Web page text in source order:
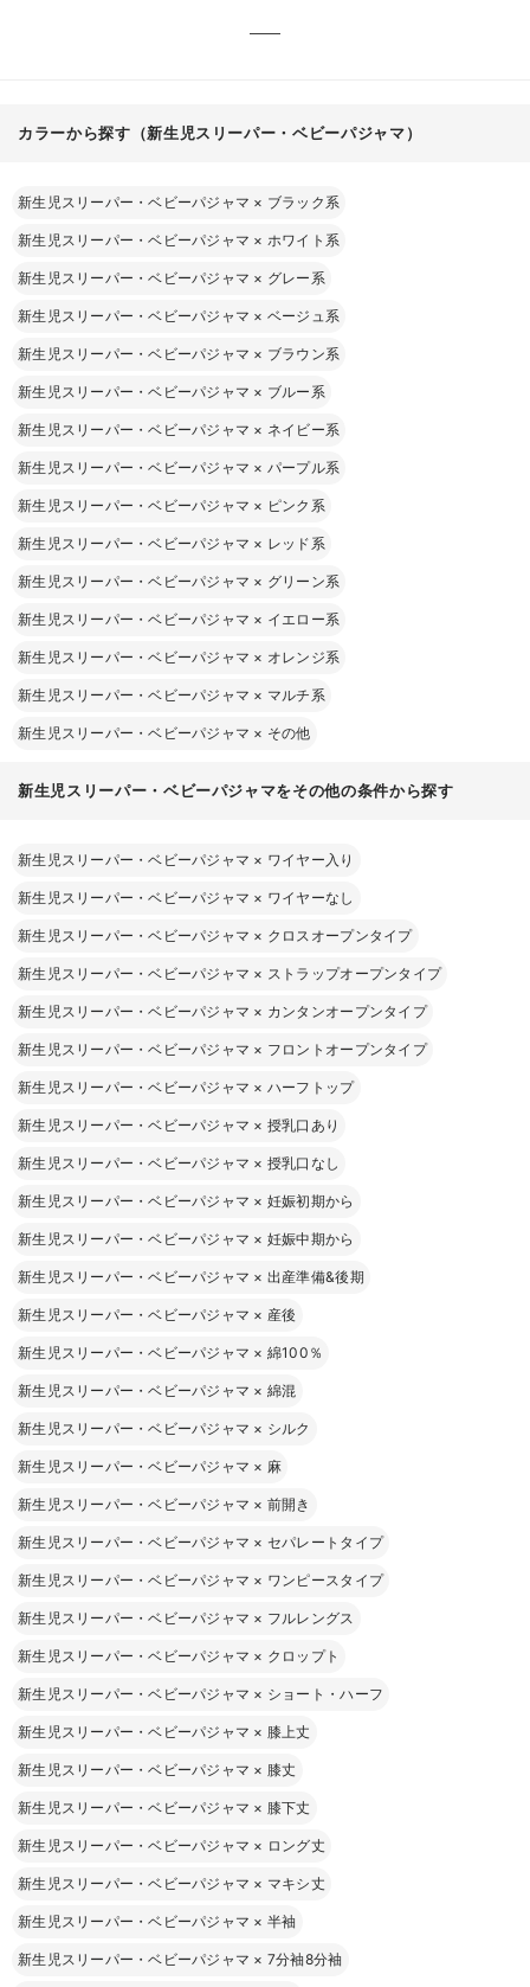
カラーから探す（新生児スリーパー・ベビーパジャマ）
新生児スリーパー・ベビーパジャマ × ブラック系
新生児スリーパー・ベビーパジャマ × ホワイト系
新生児スリーパー・ベビーパジャマ × グレー系
新生児スリーパー・ベビーパジャマ × ベージュ系
新生児スリーパー・ベビーパジャマ × ブラウン系
新生児スリーパー・ベビーパジャマ × ブルー系
新生児スリーパー・ベビーパジャマ × ネイビー系
新生児スリーパー・ベビーパジャマ × パープル系
新生児スリーパー・ベビーパジャマ × ピンク系
新生児スリーパー・ベビーパジャマ × レッド系
新生児スリーパー・ベビーパジャマ × グリーン系
新生児スリーパー・ベビーパジャマ × イエロー系
新生児スリーパー・ベビーパジャマ × オレンジ系
新生児スリーパー・ベビーパジャマ × マルチ系
新生児スリーパー・ベビーパジャマ × その他
新生児スリーパー・ベビーパジャマをその他の条件から探す
新生児スリーパー・ベビーパジャマ × ワイヤー入り
新生児スリーパー・ベビーパジャマ × ワイヤーなし
新生児スリーパー・ベビーパジャマ × クロスオープンタイプ
新生児スリーパー・ベビーパジャマ × ストラップオープンタイプ
新生児スリーパー・ベビーパジャマ × カンタンオープンタイプ
新生児スリーパー・ベビーパジャマ × フロントオープンタイプ
新生児スリーパー・ベビーパジャマ × ハーフトップ
新生児スリーパー・ベビーパジャマ × 授乳口あり
新生児スリーパー・ベビーパジャマ × 授乳口なし
新生児スリーパー・ベビーパジャマ × 妊娠初期から
新生児スリーパー・ベビーパジャマ × 妊娠中期から
新生児スリーパー・ベビーパジャマ × 出産準備&後期
新生児スリーパー・ベビーパジャマ × 産後
新生児スリーパー・ベビーパジャマ × 綿100％
新生児スリーパー・ベビーパジャマ × 綿混
新生児スリーパー・ベビーパジャマ × シルク
新生児スリーパー・ベビーパジャマ × 麻
新生児スリーパー・ベビーパジャマ × 前開き
新生児スリーパー・ベビーパジャマ × セパレートタイプ
新生児スリーパー・ベビーパジャマ × ワンピースタイプ
新生児スリーパー・ベビーパジャマ × フルレングス
新生児スリーパー・ベビーパジャマ × クロップト
新生児スリーパー・ベビーパジャマ × ショート・ハーフ
新生児スリーパー・ベビーパジャマ × 膝上丈
新生児スリーパー・ベビーパジャマ × 膝丈
新生児スリーパー・ベビーパジャマ × 膝下丈
新生児スリーパー・ベビーパジャマ × ロング丈
新生児スリーパー・ベビーパジャマ × マキシ丈
新生児スリーパー・ベビーパジャマ × 半袖
新生児スリーパー・ベビーパジャマ × 7分袖8分袖